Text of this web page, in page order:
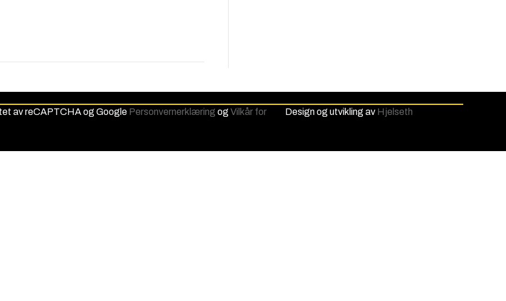
av reCAPTCHA og Google Personvernerklæring og Vilkår for
Design og utvikling av Hjelseth